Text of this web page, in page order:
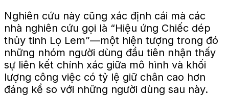
Nghiên cứu này cũng xác định cái mà các
nhà nghiên cứu gọi là “Hiệu ứng Chiếc dép
thủy tinh Lọ Lem”—một hiện tượng trong đó
những nhóm người dùng đầu tiên nhận thấy
sự liên kết chính xác giữa mô hình và khối
lượng công việc có tỷ lệ giữ chân cao hơn
đáng kể so với những người dùng sau này.